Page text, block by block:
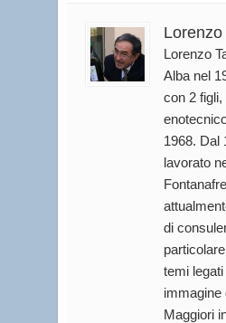
Lorenzo
Alba nel
con 2
1968. Dal
lavorato
di
temi
immagine
Maggiori